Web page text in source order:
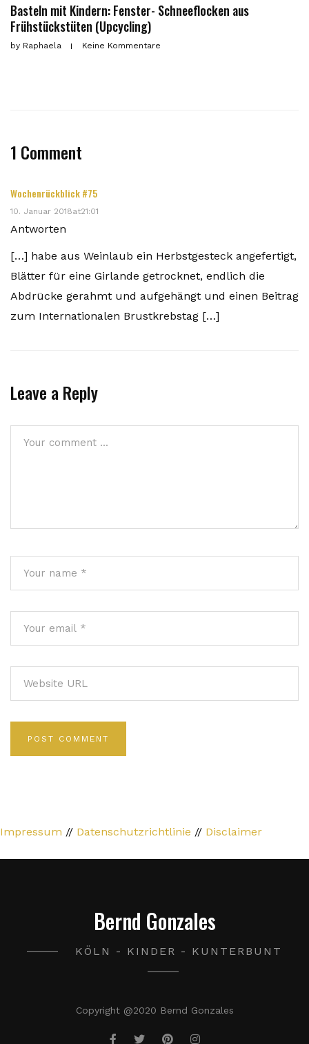
Basteln mit Kindern: Fenster- Schneeflocken aus
Frühstückstüten (Upcycling)
by Raphaela Keine Kommentare
1 Comment
Wochenrückblick #75
10. Januar 2018at21:01
Antworten
[…] habe aus Weinlaub ein Herbstgesteck angefertigt,
Blätter für eine Girlande getrocknet, endlich die
Abdrücke gerahmt und aufgehängt und einen Beitrag
zum Internationalen Brustkrebstag […]
Leave a Reply
Impressum // Datenschutzrichtlinie // Disclaimer
Bernd Gonzales
KÖLN - KINDER - KUNTERBUNT
Copyright @2020 Bernd Gonzales